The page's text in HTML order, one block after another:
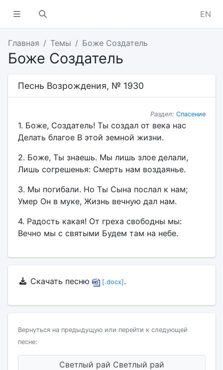
EN
Главная Темы Боже Создатель
Боже Создатель
Песнь Возрождения, № 1930
Раздел: Спасение
1. Боже, Создатель! Ты создал от века нас
Делать благое В этой земной жизни.
2. Боже, Ты знаешь. Мы лишь злое делали,
Лишь согрешенья: Смерть нам воздаянье.
3. Мы погибали. Но Ты Сына послал к нам;
Умер Он в муке, Жизнь вечную дал нам.
4. Радость какая! От греха свободны мы:
Вечно мы с святыми Будем там на небе.
Скачать песню [.docx] .
Вернуться на предыдущую или перейти к следующей
песне:
Светлый рай Светлый рай